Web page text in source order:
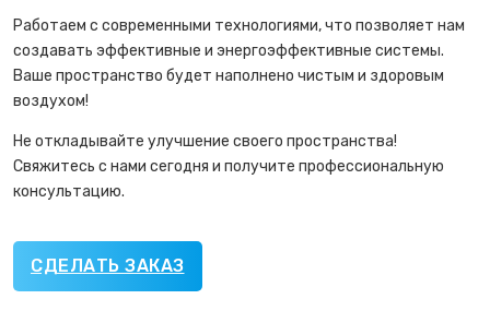
Работаем с современными технологиями, что позволяет нам
создавать эффективные и энергоэффективные системы.
Ваше пространство будет наполнено чистым и здоровым
воздухом!
Не откладывайте улучшение своего пространства!
Свяжитесь с нами сегодня и получите профессиональную
консультацию.
СДЕЛАТЬ ЗАКАЗ